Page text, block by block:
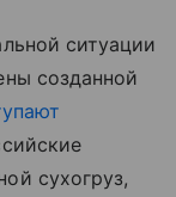
ситуации
созданной
сухогруз,